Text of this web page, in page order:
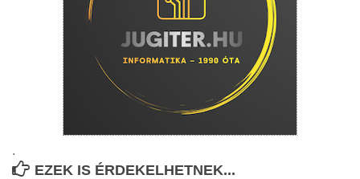
.
EZEK IS ÉRDEKELHETNEK...